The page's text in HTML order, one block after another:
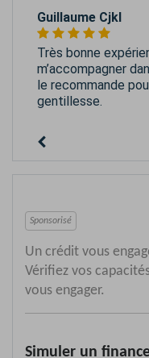
Guillaume Cjkl
Très bonne
m’accompagner
le recommande
gentillesse.